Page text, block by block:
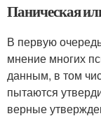
Паническая
В первую
мнение многих
данным, в том
пытаются
верные